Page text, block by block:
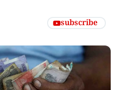
subscribe